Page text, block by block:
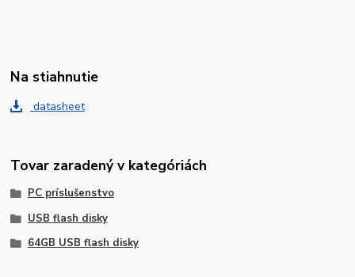
Na stiahnutie
datasheet
Tovar zaradený v kategóriách
PC príslušenstvo
USB flash disky
64GB USB flash disky